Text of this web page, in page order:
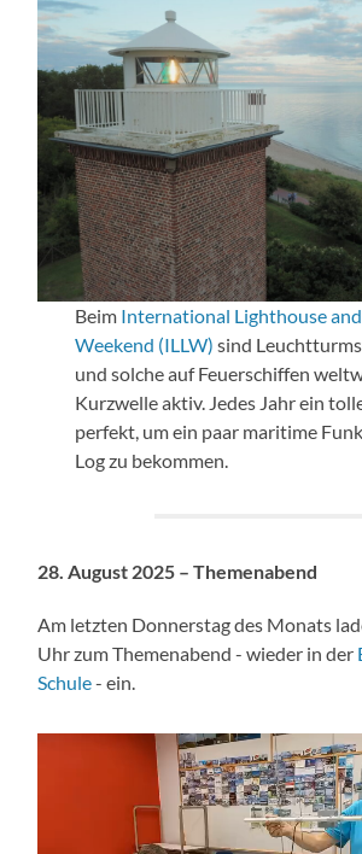
Beim International Lighthouse
Weekend (ILLW) sind
und solche auf Feuerschiffen
Kurzwelle aktiv. Jedes Jahr ein
perfekt, um ein paar maritime
Log zu bekommen.
28. August 2025 – Themenabend
Am letzten Donnerstag des Monats
Uhr zum Themenabend - wieder in der
Schule- ein.